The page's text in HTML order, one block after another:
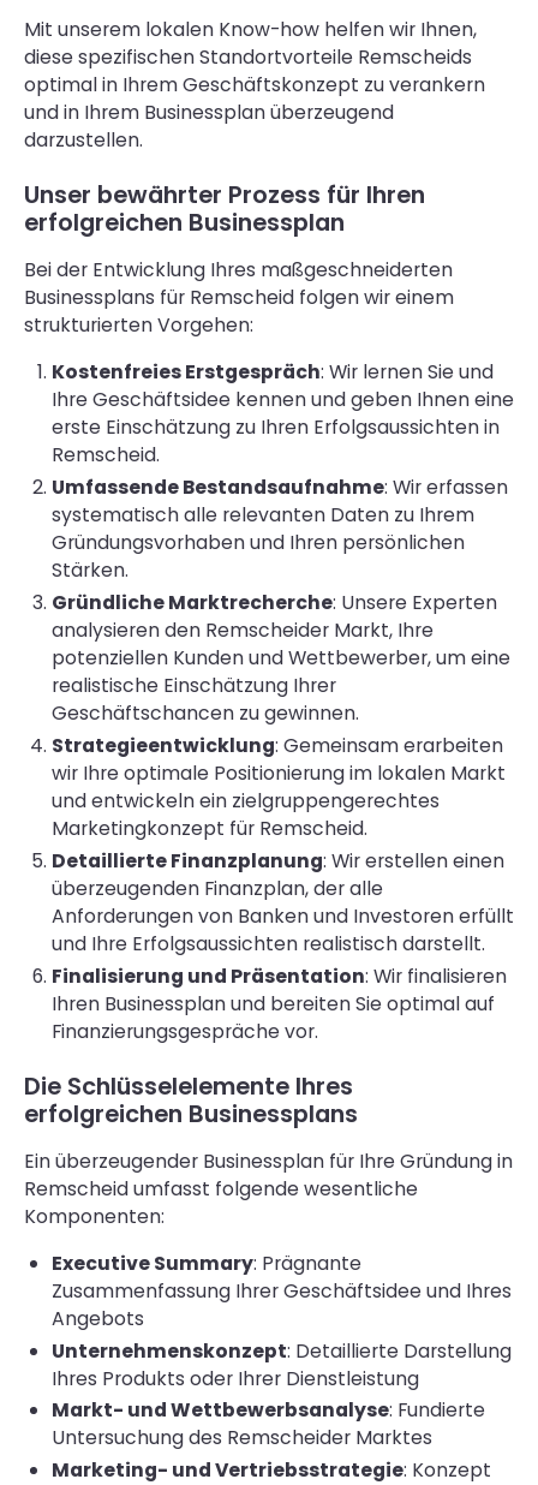
Mit unserem lokalen Know-how helfen wir Ihnen,
diese spezifischen Standortvorteile Remscheids
optimal in Ihrem Geschäftskonzept zu verankern
und in Ihrem Businessplan überzeugend
darzustellen.
Unser bewährter Prozess für Ihren
erfolgreichen Businessplan
Bei der Entwicklung Ihres maßgeschneiderten
Businessplans für Remscheid folgen wir einem
strukturierten Vorgehen:
Kostenfreies Erstgespräch: Wir lernen Sie und
Ihre Geschäftsidee kennen und geben Ihnen eine
erste Einschätzung zu Ihren Erfolgsaussichten in
Remscheid.
Umfassende Bestandsaufnahme: Wir erfassen
systematisch alle relevanten Daten zu Ihrem
Gründungsvorhaben und Ihren persönlichen
Stärken.
Gründliche Marktrecherche: Unsere Experten
analysieren den Remscheider Markt, Ihre
potenziellen Kunden und Wettbewerber, um eine
realistische Einschätzung Ihrer
Geschäftschancen zu gewinnen.
Strategieentwicklung: Gemeinsam erarbeiten
wir Ihre optimale Positionierung im lokalen Markt
und entwickeln ein zielgruppengerechtes
Marketingkonzept für Remscheid.
Detaillierte Finanzplanung: Wir erstellen einen
überzeugenden Finanzplan, der alle
Anforderungen von Banken und Investoren erfüllt
und Ihre Erfolgsaussichten realistisch darstellt.
Finalisierung und Präsentation: Wir finalisieren
Ihren Businessplan und bereiten Sie optimal auf
Finanzierungsgespräche vor.
Die Schlüsselelemente Ihres
erfolgreichen Businessplans
Ein überzeugender Businessplan für Ihre Gründung in
Remscheid umfasst folgende wesentliche
Komponenten:
Executive Summary: Prägnante
Zusammenfassung Ihrer Geschäftsidee und Ihres
Angebots
Unternehmenskonzept: Detaillierte Darstellung
Ihres Produkts oder Ihrer Dienstleistung
Markt- und Wettbewerbsanalyse: Fundierte
Untersuchung des Remscheider Marktes
Marketing- und Vertriebsstrategie: Konzept